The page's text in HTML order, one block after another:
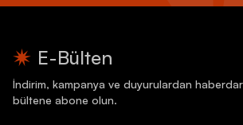
E-Bülten
İndirim, kampanya ve duyurulardan
bültene abone olun.